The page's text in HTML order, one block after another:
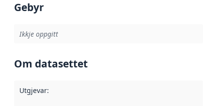
Gebyr
Ikkje oppgitt
Om datasettet
Utgjevar: